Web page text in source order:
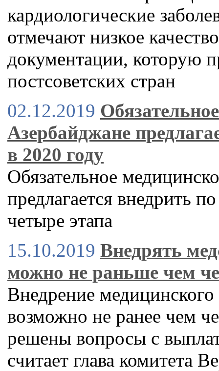
кардиологические
отмечают низкое
документации, которую
постсоветских стран
02.12.2019
Азербайджане
в 2020 году
Обязательное
предлагается внедрить
четыре этапа
15.10.2019 Внедрять
можно не раньше чем
Внедрение
возможно не ранее чем
решены вопросы с
считает глава комитета